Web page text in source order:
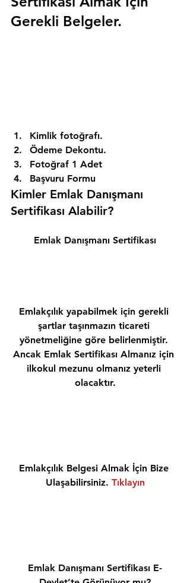
Gerekli Belgeler.
Kimlik fotoğrafı.
Ödeme Dekontu.
Fotoğraf 1 Adet
Başvuru Formu
Kimler Emlak Danışmanı
Sertifikası Alabilir?
Emlak Danışmanı Sertifikası
Emlakçılık yapabilmek için gerekli
şartlar taşınmazın ticareti
yönetmeliğine göre belirlenmiştir.
Ancak Emlak Sertifikası Almanız için
ilkokul mezunu olmanız yeterli
olacaktır.
Emlakçılık Belgesi Almak İçin Bize
Ulaşabilirsiniz. Tıklayın
Emlak Danışmanı Sertifikası E-